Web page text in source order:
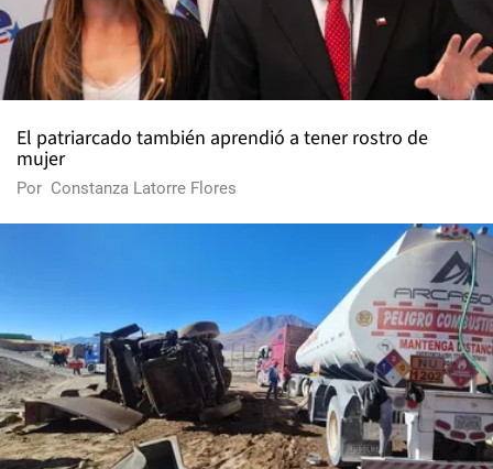
El patriarcado también aprendió a tener rostro de
mujer
Por Constanza Latorre Flores